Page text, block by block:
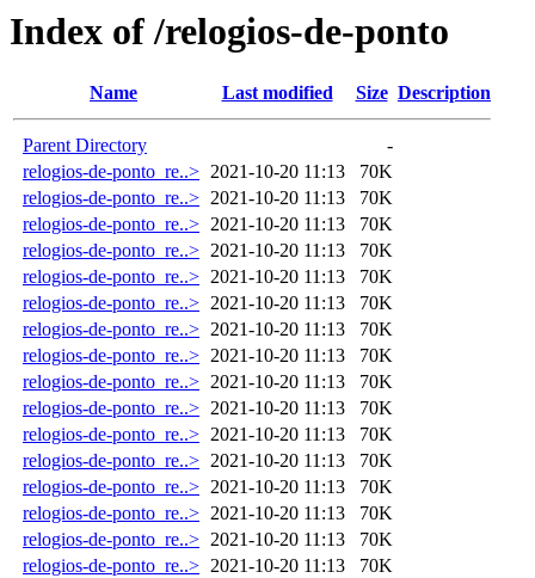
Index of /relogios-de-ponto
Name Last modified Size Description
Parent Directory
-
relogios-de-ponto_re..> 2021-10-20 11:13
70K
relogios-de-ponto_re..> 2021-10-20 11:13
70K
relogios-de-ponto_re..> 2021-10-20 11:13
70K
relogios-de-ponto_re..> 2021-10-20 11:13
70K
relogios-de-ponto_re..> 2021-10-20 11:13
70K
relogios-de-ponto_re..> 2021-10-20 11:13
70K
relogios-de-ponto_re..> 2021-10-20 11:13
70K
relogios-de-ponto_re..> 2021-10-20 11:13
70K
relogios-de-ponto_re..> 2021-10-20 11:13
70K
relogios-de-ponto_re..> 2021-10-20 11:13
70K
relogios-de-ponto_re..> 2021-10-20 11:13
70K
relogios-de-ponto_re..> 2021-10-20 11:13
70K
relogios-de-ponto_re..> 2021-10-20 11:13
70K
relogios-de-ponto_re..> 2021-10-20 11:13
70K
relogios-de-ponto_re..> 2021-10-20 11:13
70K
relogios-de-ponto_re..> 2021-10-20 11:13
70K